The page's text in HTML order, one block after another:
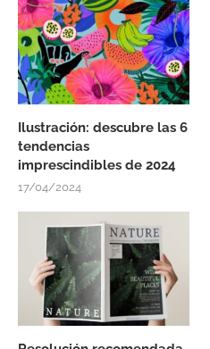
Ilustración: descubre las 6
tendencias
imprescindibles de 2024
17/04/2024